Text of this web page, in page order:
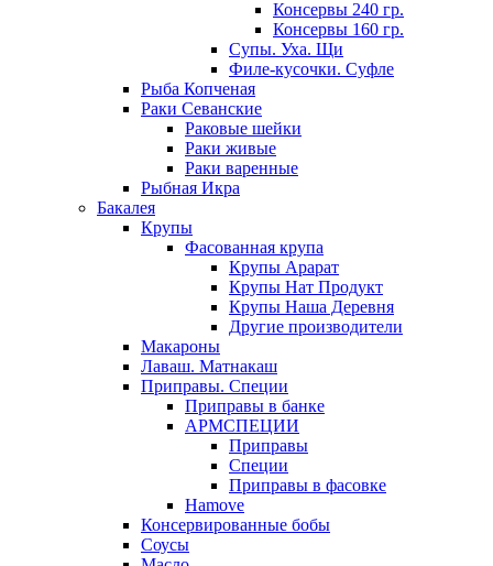
Консервы 240 гр.
Консервы 160 гр.
Супы. Уха. Щи
Филе-кусочки. Суфле
Рыба Копченая
Раки Севанские
Раковые шейки
Раки живые
Раки варенные
Рыбная Икра
Бакалея
Крупы
Фасованная крупа
Крупы Арарат
Крупы Нат Продукт
Крупы Наша Деревня
Другие производители
Макароны
Лаваш. Матнакаш
Приправы. Специи
Приправы в банке
АРМСПЕЦИИ
Приправы
Специи
Приправы в фасовке
Hamove
Консервированные бобы
Соусы